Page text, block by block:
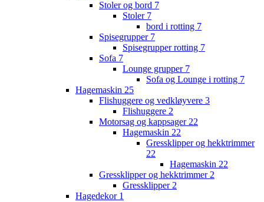
Stoler og bord 7
Stoler 7
bord i rotting 7
Spisegrupper 7
Spisegrupper rotting 7
Sofa 7
Lounge grupper 7
Sofa og Lounge i rotting 7
Hagemaskin 25
Flishuggere og vedkløyvere 3
Flishuggere 2
Motorsag og kappsager 22
Hagemaskin 22
Gressklipper og hekktrimmer
22
Hagemaskin 22
Gressklipper og hekktrimmer 2
Gressklipper 2
Hagedekor 1